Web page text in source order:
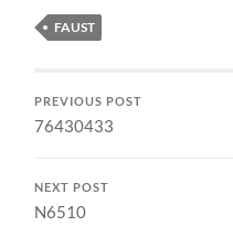
Barangkali memang agar
kita merenungi kebesaran
tetap lurus.…
FAUST
PREVIOUS POST
76430433
NEXT POST
N6510